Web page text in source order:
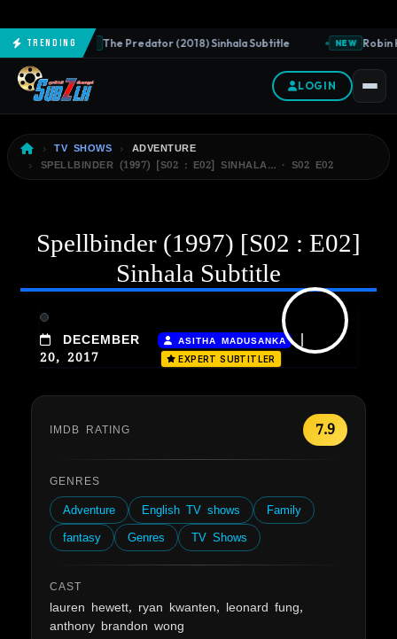
TrendingNEW The Predator (2018) Sinhala Subtitle NEW Robin
LOGIN
TV SHOWS
ADVENTURE
SPELLBINDER (1997) [S02 : E02] SINHALA… · S02 E02
Spellbinder (1997) [S02 : E02]
Sinhala Subtitle
DECEMBER
20, 2017
ASITHA MADUSANKA |
EXPERT SUBTITLER
IMDB RATING 7.9
GENRES
Adventure English TV shows
Family
fantasy
Genres TV Shows
CAST
lauren hewett, ryan kwanten, leonard fung,
anthony brandon wong